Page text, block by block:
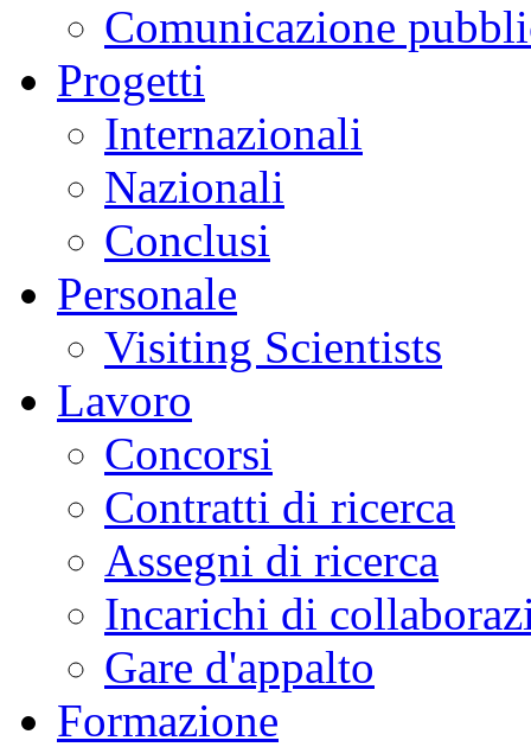
Comunicazione
Progetti
Internazionali
Nazionali
Conclusi
Personale
Visiting Scientists
Lavoro
Concorsi
Contratti di ricerca
Assegni di ricerca
Incarichi di
Gare d'appalto
Formazione